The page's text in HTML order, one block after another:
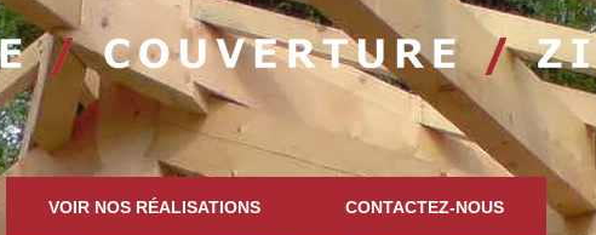
VOIR NOS RÉALISATIONS CONTACTEZ-NOUS